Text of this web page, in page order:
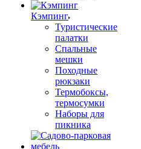
Кэмпинг
Туристические
палатки
Спальные
мешки
Походные
рюкзаки
Термобоксы,
термосумки
Наборы для
пикника